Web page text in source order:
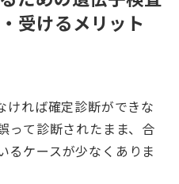
受けるメリット
ければ確定診断ができな
って診断されたまま、合
るケースが少なくありま